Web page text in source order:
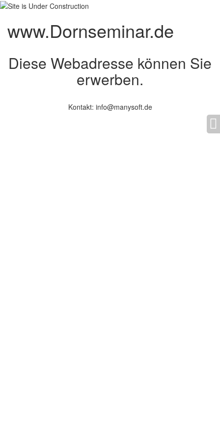
www.Dornseminar.de
Diese Webadresse können Sie
erwerben.
Kontakt: info@manysoft.de